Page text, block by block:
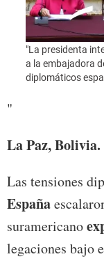
"La presidenta
a la embajadora
diplomáticos
"
La Paz, Bolivia.
Las tensiones
España
suramericano
legaciones bajo